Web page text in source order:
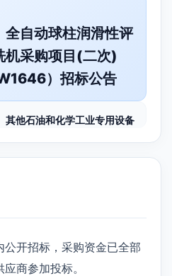
全自动球柱润滑性评
机采购项目(二次)
）招标公告
其他石油和化学工业专用设备
开招标，采购资金已全部
商参加投标。